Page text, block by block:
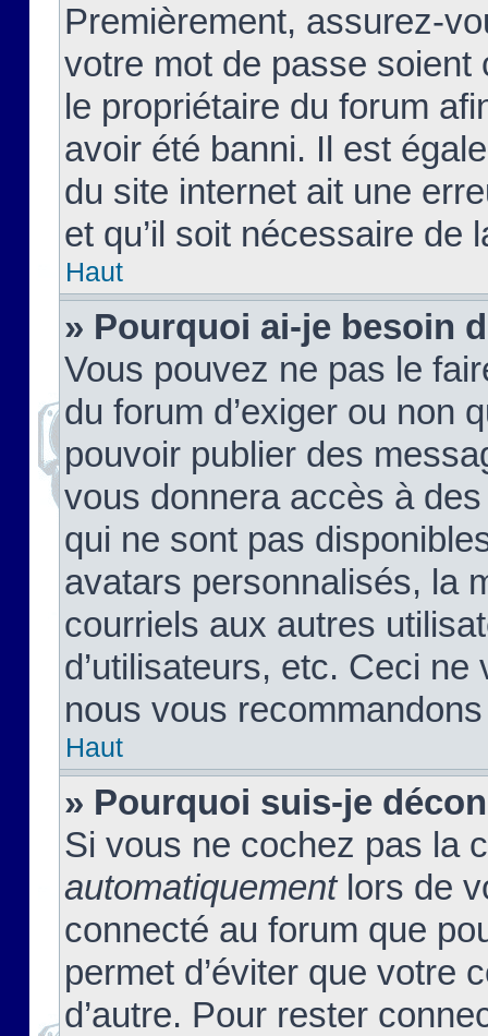
Premièrement, assurez-
votre mot de passe soient
le propriétaire du forum
avoir été banni. Il est
du site internet ait une
et qu’il soit nécessaire de
Haut
» Pourquoi ai-je besoin
Vous pouvez ne pas le
du forum d’exiger ou non
pouvoir publier des
vous donnera accès à
qui ne sont pas
avatars personnalisés, la
courriels aux autres
d’utilisateurs, etc. Ceci
nous vous
Haut
» Pourquoi suis-je
Si vous ne cochez pas la
automatiquementlors de
connecté au forum que
permet d’éviter que votre
d’autre. Pour rester